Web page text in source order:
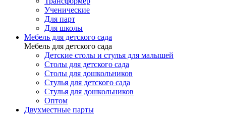
Ученические
Для парт
Для школы
Мебель для детского сада
Мебель для детского сада
Детские столы и стулья для малышей
Столы для детского сада
Столы для дошкольников
Стулья для детского сада
Стулья для дошкольников
Оптом
Двухместные парты